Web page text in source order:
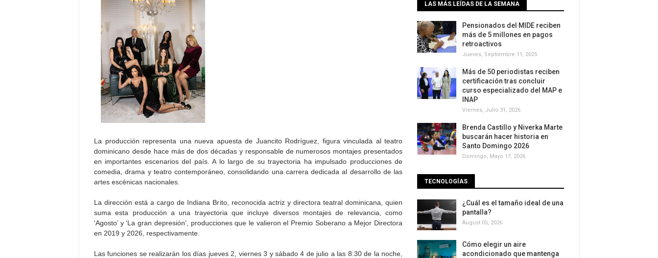
La producción representa una nueva apuesta de Juancito Rodríguez, figura vinculada al teatro
dominicano desde hace más de dos décadas y responsable de numerosos montajes presentados
en importantes escenarios del país. A lo largo de su trayectoria ha impulsado producciones de
comedia, drama y teatro contemporáneo, consolidando una carrera dedicada al desarrollo de las
artes escénicas nacionales.
La dirección está a cargo de Indiana Brito, reconocida actriz y directora teatral dominicana, quien
suma esta producción a una trayectoria que incluye diversos montajes de relevancia, como
‘Agosto’ y ‘La gran depresión’, producciones que le valieron el Premio Soberano a Mejor Directora
en 2019 y 2026, respectivamente.
Las funciones se realizarán los días jueves 2, viernes 3 y sábado 4 de julio a las 8:30 de la noche,
LAS MÁS LEÍDAS DE LA SEMANA
Pensionados del MIDE reciben
más de 5 millones en pagos
retroactivos
Jueves, Septiembre 11, 2025
Más de 50 periodistas reciben
certificación tras concluir
curso especializado del MAP e
INAP
Viernes, Julio 31, 2026
Brenda Castillo y Niverka Marte
buscarán hacer historia en
Santo Domingo 2026
Domingo, Mayo 17, 2026
TECNOLOGÍAS
¿Cuál es el tamaño ideal de una
pantalla?
August 05, 2026
Cómo elegir un aire
acondicionado que mantenga